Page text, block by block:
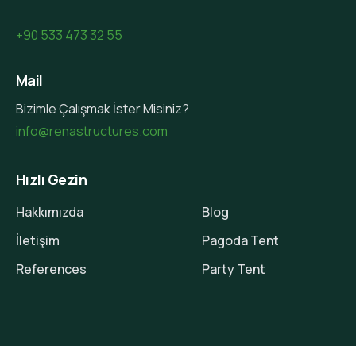
+90 533 473 32 55
Mail
Bizimle Çalışmak İster Misiniz?
info@renastructures.com
Hızlı Gezin
Hakkımızda
İletişim
References
Blog
Pagoda Tent
Party Tent